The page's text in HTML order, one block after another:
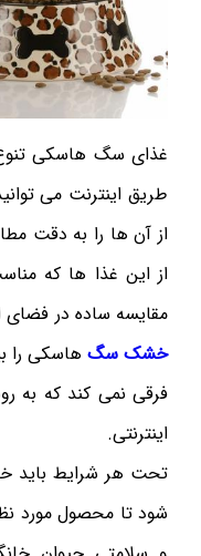
غذای سگ هاسکی تنوع
طریق اینترنت می
از آن ها را به دقت
از این غذا ها که
مقایسه ساده در فضای
خشک سگ هاسکی را
فرقی نمی کند که به
اینترنتی.
تحت هر شرایط باید
شود تا محصول مورد